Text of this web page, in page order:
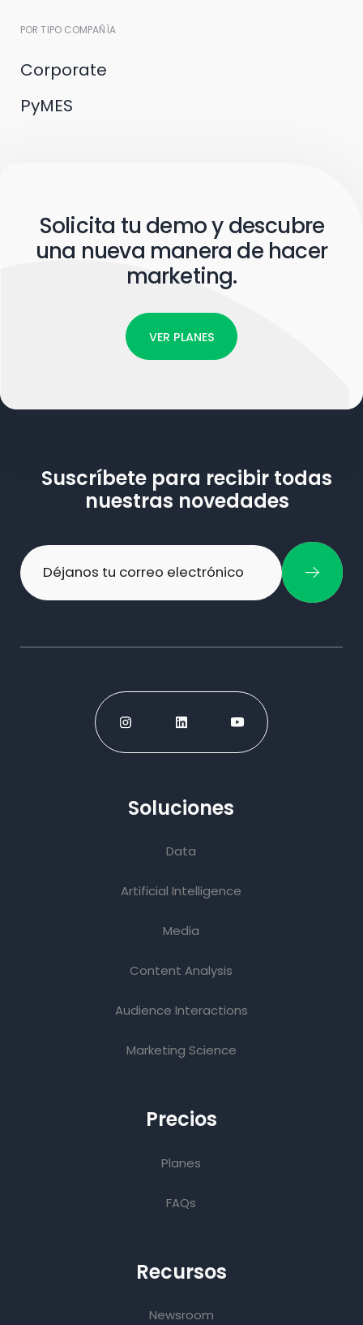
POR TIPO COMPAÑÍA
Corporate
PyMES
Solicita tu demo y descubre
una nueva manera de hacer
marketing.
VER PLANES
Suscríbete para recibir todas
nuestras novedades
Soluciones
Data
Artificial Intelligence
Media
Content Analysis
Audience Interactions
Marketing Science
Precios
Planes
FAQs
Recursos
Newsroom